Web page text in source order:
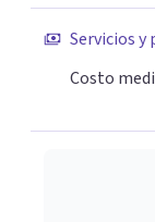
Desde el 2012
comienza el
temas de
Servicios y
Costo